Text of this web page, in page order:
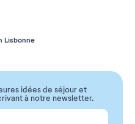
Lisbonne
idées de séjour et
à notre newsletter.